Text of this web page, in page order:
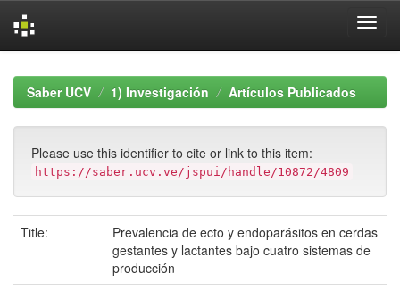
navigationSaber UCV 1) Investigación Artículos Publicados
Please use this identifier to cite or link to this item:
https://saber.ucv.ve/jspui/handle/10872/4809
Title:
Prevalencia de ecto y endoparásitos en cerdas
gestantes y lactantes bajo cuatro sistemas de
producción